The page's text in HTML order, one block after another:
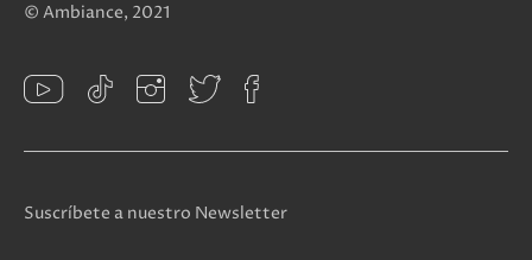
© Ambiance, 2021
Suscríbete a nuestro Newsletter